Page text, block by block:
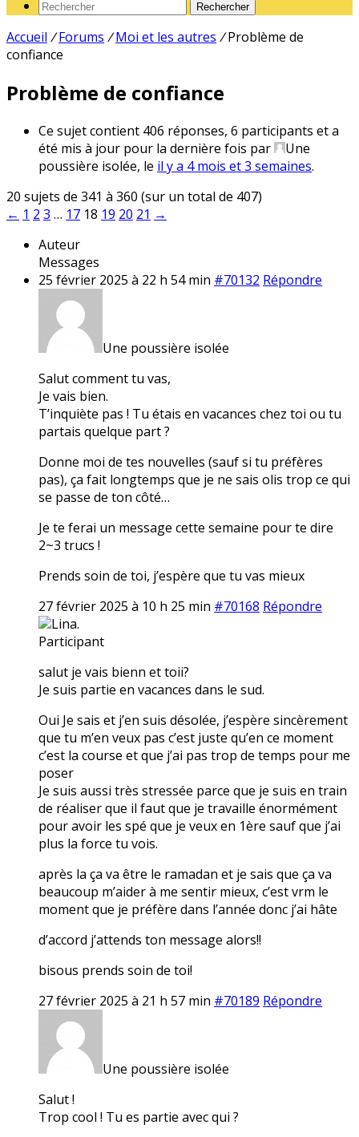
Rechercher
Accueil / Forums / Moi et les autres / Problème de
confiance
Problème de confiance
Ce sujet contient 406 réponses, 6 participants et a
été mis à jour pour la dernière fois par
Une
poussière isolée, le il y a 4 mois et 3 semaines.
20 sujets de 341 à 360 (sur un total de 407)
← 1 2 3 … 17 18 19 20 21 →
Auteur
Messages
25 février 2025 à 22 h 54 min #70132 Répondre
Une poussière isolée
Salut comment tu vas,
Je vais bien.
T’inquiète pas ! Tu étais en vacances chez toi ou tu
partais quelque part ?
Donne moi de tes nouvelles (sauf si tu préfères
pas), ça fait longtemps que je ne sais olis trop ce qui
se passe de ton côté…
Je te ferai un message cette semaine pour te dire
2~3 trucs !
Prends soin de toi, j’espère que tu vas mieux
27 février 2025 à 10 h 25 min #70168 Répondre
Lina.
Participant
salut je vais bienn et toii?
Je suis partie en vacances dans le sud.
Oui Je sais et j’en suis désolée, j’espère sincèrement
que tu m’en veux pas c’est juste qu’en ce moment
c’est la course et que j’ai pas trop de temps pour me
poser
Je suis aussi très stressée parce que je suis en train
de réaliser que il faut que je travaille énormément
pour avoir les spé que je veux en 1ère sauf que j’ai
plus la force tu vois.
après la ça va être le ramadan et je sais que ça va
beaucoup m’aider à me sentir mieux, c’est vrm le
moment que je préfère dans l’année donc j’ai hâte
d’accord j’attends ton message alors!!
bisous prends soin de toi!
27 février 2025 à 21 h 57 min #70189 Répondre
Une poussière isolée
Salut !
Trop cool ! Tu es partie avec qui ?